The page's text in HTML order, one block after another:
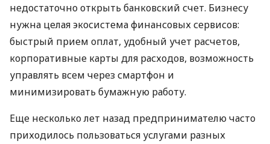
недостаточно открыть банковский счет. Бизнесу
нужна целая экосистема финансовых сервисов:
быстрый прием оплат, удобный учет расчетов,
корпоративные карты для расходов, возможность
управлять всем через смартфон и
минимизировать бумажную работу.
Еще несколько лет назад предпринимателю часто
приходилось пользоваться услугами разных